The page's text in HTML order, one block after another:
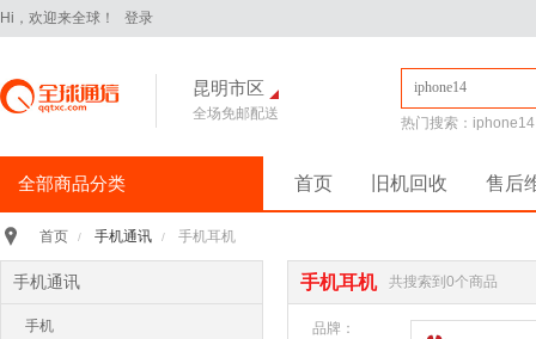
Hi，欢迎来全球！ 登录
昆明市区
全场免邮配送
热门搜索： iphone14
全部商品分类
手机通讯
iPhone16Pro
华为Pura70
华为 nova14 Pro
平板电脑
首页 旧机回收 售后
首页 / 手机通讯 / 手机耳机
手机通讯
手机
手机耳机 共搜索到0个商品
品牌：